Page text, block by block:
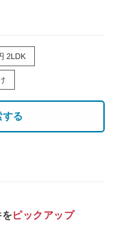
2LDK
る
ピックアップ